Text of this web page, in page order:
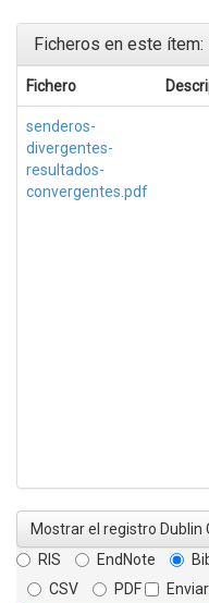
Ficheros en este ítem:
Fichero
senderos-
divergentes-
resultados-
convergentes.pdf
Mostrar el registro
RIS
EndNote
CSV
PDF